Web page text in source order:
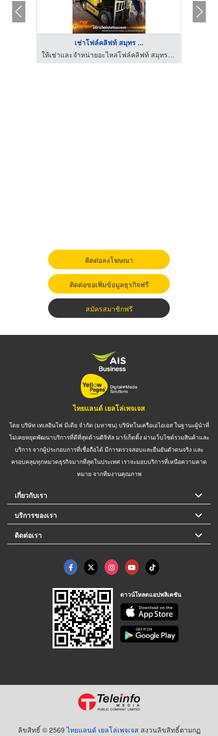
เช่าโฟล์คลิฟท์ สมุทร ...
ให้เช่าและจำหน่ายอะไหล่โฟล์คลิฟท์ สมุทรปราการ
ติดต่อลงโฆษณา
ติดต่อขอเพิ่มข้อมูลธุรกิจฟรี
สมัครสมาชิกฟรี
ไทยแลนด์ เยลโล่เพจเจส
โดย บริษัท เทเลอินโฟ มีเดีย จำกัด (มหาชน) บริษัทในเครือเอไอเอส ในฐานะผู้นำที่
ไม่เคยหยุดพัฒนาบริการที่ดีที่สุดด้านดิจิทัล มาร์เก็ตติ้ง ผ่านเว็บไซต์รวมสินค้าและ
บริการ จากผู้ประกอบการที่เชื่อถือได้ มีการตรวจสอบและยืนยันตัวตนจริง และ
ครอบคลุมทุกหมวดธุรกิจมากที่สุดในประเทศ เราจะมอบบริการที่เหนือความคาด
หมาย จากทีมงานคุณภาพ
เกี่ยวกับเรา
บริการของเรา
ติดต่อเรา
ดาวน์โหลดแอปพลิเคชัน
ลิขสิทธิ์ © 2569ไทยแลนด์ เยลโล่เพจเจส สงวนลิขสิทธิ์ตามกฏ